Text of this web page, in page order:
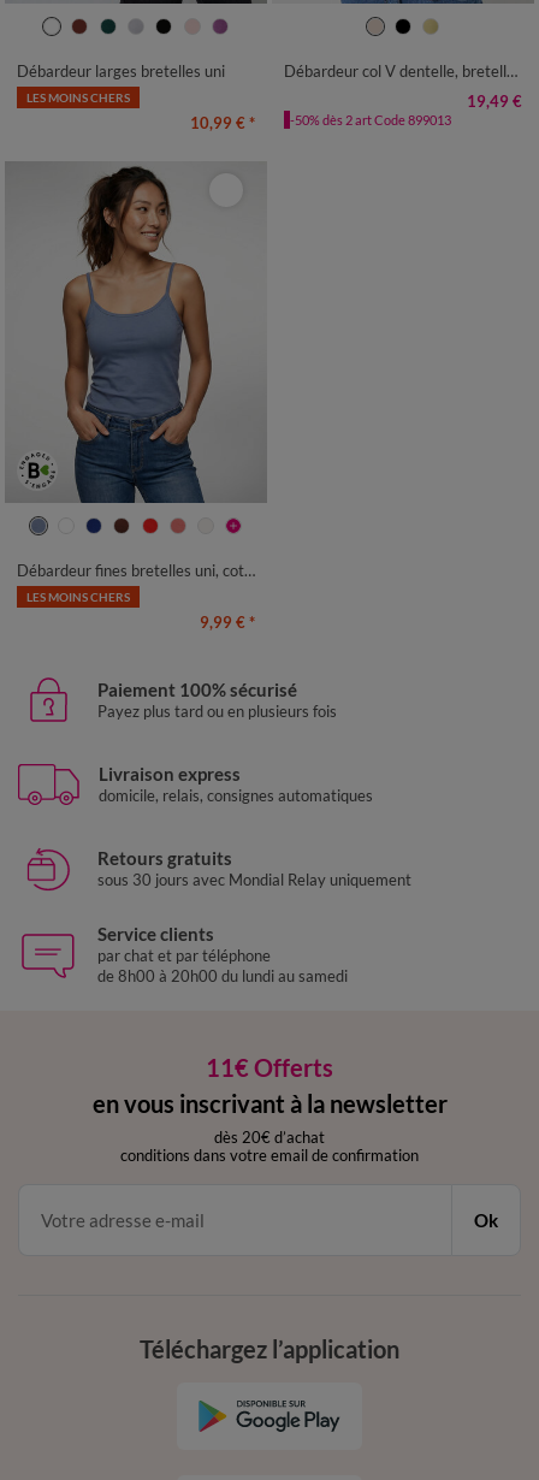
34/36 38/40 42/44
46/48
Débardeur larges bretelles uni
LES MOINS CHERS
10,99 € *
38/40 42/44
Débardeur col V dentelle, bretelles réglables
19,49 €
-50% dès 2 art Code 899013
34/36 38/40 42/44
46/48
Débardeur fines bretelles uni, coton bio**
LES MOINS CHERS
9,99 € *
Paiement 100% sécurisé
Payez plus tard ou en plusieurs fois
Livraison express
domicile, relais, consignes automatiques
Retours gratuits
sous 30 jours avec Mondial Relay uniquement
Service clients
par chat et par téléphone
de 8h00 à 20h00 du lundi au samedi
11€ Offerts
en vous inscrivant à la newsletter
dès 20€ d’achat
conditions dans votre email de confirmation
Ok
Téléchargez l’application